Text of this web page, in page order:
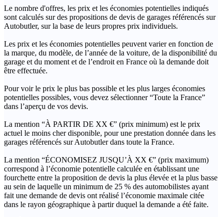
Le nombre d'offres, les prix et les économies potentielles indiqués
sont calculés sur des propositions de devis de garages référencés sur
Autobutler, sur la base de leurs propres prix individuels.
Les prix et les économies potentielles peuvent varier en fonction de
la marque, du modèle, de l’année de la voiture, de la disponibilité du
garage et du moment et de l’endroit en France où la demande doit
être effectuée.
Pour voir le prix le plus bas possible et les plus larges économies
potentielles possibles, vous devez sélectionner “Toute la France”
dans l’aperçu de vos devis.
La mention “À PARTIR DE XX €” (prix minimum) est le prix
actuel le moins cher disponible, pour une prestation donnée dans les
garages référencés sur Autobutler dans toute la France.
La mention “ÉCONOMISEZ JUSQU’À XX €” (prix maximum)
correspond à l’économie potentielle calculée en établissant une
fourchette entre la proposition de devis la plus élevée et la plus basse
au sein de laquelle un minimum de 25 % des automobilistes ayant
fait une demande de devis ont réalisé l’économie maximale citée
dans le rayon géographique à partir duquel la demande a été faite.